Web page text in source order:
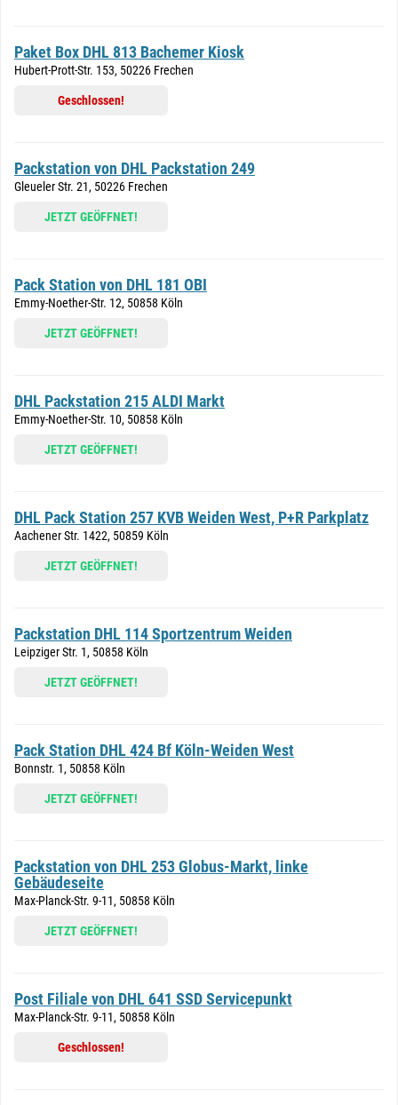
Paket Box DHL 813 Bachemer Kiosk
Hubert-Prott-Str. 153, 50226 Frechen
Geschlossen!
Packstation von DHL Packstation 249
Gleueler Str. 21, 50226 Frechen
JETZT GEÖFFNET!
Pack Station von DHL 181 OBI
Emmy-Noether-Str. 12, 50858 Köln
JETZT GEÖFFNET!
DHL Packstation 215 ALDI Markt
Emmy-Noether-Str. 10, 50858 Köln
JETZT GEÖFFNET!
DHL Pack Station 257 KVB Weiden West, P+R Parkplatz
Aachener Str. 1422, 50859 Köln
JETZT GEÖFFNET!
Packstation DHL 114 Sportzentrum Weiden
Leipziger Str. 1, 50858 Köln
JETZT GEÖFFNET!
Pack Station DHL 424 Bf Köln-Weiden West
Bonnstr. 1, 50858 Köln
JETZT GEÖFFNET!
Packstation von DHL 253 Globus-Markt, linke
Gebäudeseite
Max-Planck-Str. 9-11, 50858 Köln
JETZT GEÖFFNET!
Post Filiale von DHL 641 SSD Servicepunkt
Max-Planck-Str. 9-11, 50858 Köln
Geschlossen!